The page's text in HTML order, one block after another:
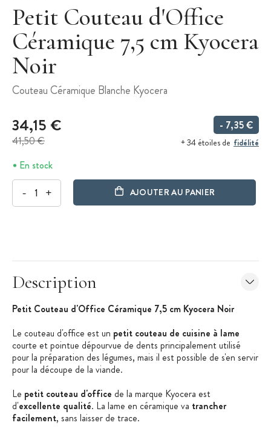
Petit Couteau d'Office
Céramique 7,5 cm Kyocera
Noir
Couteau Céramique Blanche Kyocera
34,15 €
41,50 €
- 7,35 €
+ 34 étoiles de fidélité
En stock
- + AJOUTER AU PANIER
Description
Petit Couteau d'Office Céramique 7,5 cm Kyocera Noir
Le couteau d'office est un petit couteau de cuisine à lame
courte et pointue dépourvue de dents principalement utilisé
pour la préparation des légumes, mais il est possible de s'en servir
pour la découpe de la viande.
Le petit couteau d'office de la marque Kyocera est
d'excellente qualité. La lame en céramique va trancher
facilement, sans laisser de trace.